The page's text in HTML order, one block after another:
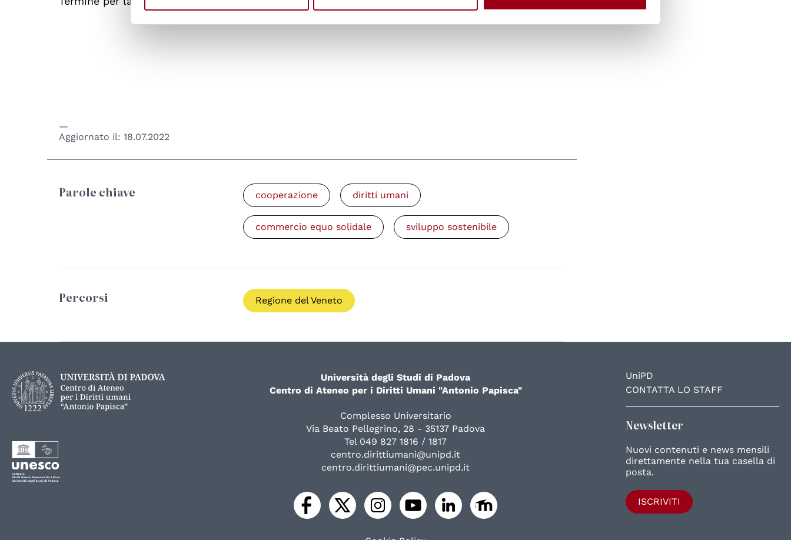
Aggiornato il:18.07.2022
Parole chiave cooperazione diritti umani
commercio equo solidale sviluppo sostenibile
Percorsi Regione del Veneto
UniPD
CONTATTA LO STAFF
Newsletter
Nuovi contenuti e news mensili
direttamente nella tua casella di
posta.
ISCRIVITI
Università degli Studi di Padova
Centro di Ateneo per i Diritti Umani "Antonio Papisca"
Complesso Universitario
Via Beato Pellegrino, 28 - 35137 Padova
Tel 049 827 1816 / 1817
centro.dirittiumani@unipd.it
centro.dirittiumani@pec.unipd.it